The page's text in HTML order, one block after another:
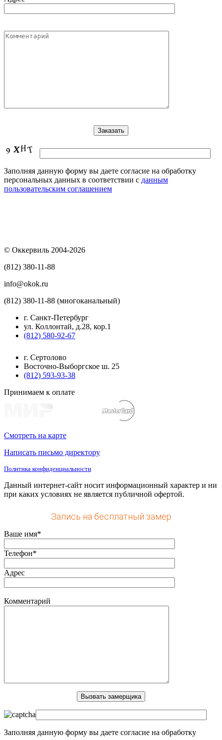
Заполняя данную форму вы даете согласие на обработку
персональных данных в соответствии с данным
пользовательским соглашением
© Оккервиль 2004-2026
(812) 380-11-88
info@okok.ru
(812) 380-11-88 (многоканальный)
г. Санкт-Петербург
ул. Коллонтай, д.28, кор.1
(812) 580-92-67
г. Сертолово
Восточно-Выборгское ш. 25
(812) 593-93-38
Принимаем к оплате
Смотреть на карте
Написать письмо директору
Политика конфиденциальности
Данный интернет-сайт носит информационный характер и ни
при каких условиях не является публичной офертой.
Запись на бесплатный замер
Ваше имя*
Телефон*
Адрес
Комментарий
Заполняя данную форму вы даете согласие на обработку